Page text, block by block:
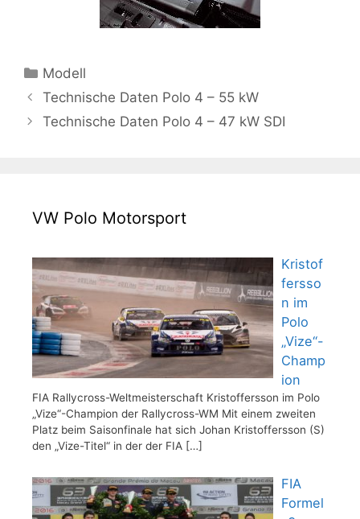
Kategorien
Modell
Technische Daten Polo 4 – 55 kW
Technische Daten Polo 4 – 47 kW SDI
VW Polo Motorsport
Kristof
fersso
n im
Polo
„Vize“-
Champ
ion
FIA Rallycross-Weltmeisterschaft Kristoffersson im Polo
„Vize“-Champion der Rallycross-WM Mit einem zweiten
Platz beim Saisonfinale hat sich Johan Kristoffersson (S)
den „Vize-Titel“ in der der FIA […]
FIA
Formel